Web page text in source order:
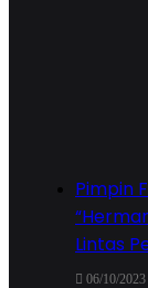
Pimpin
Lintas
06/10/2023